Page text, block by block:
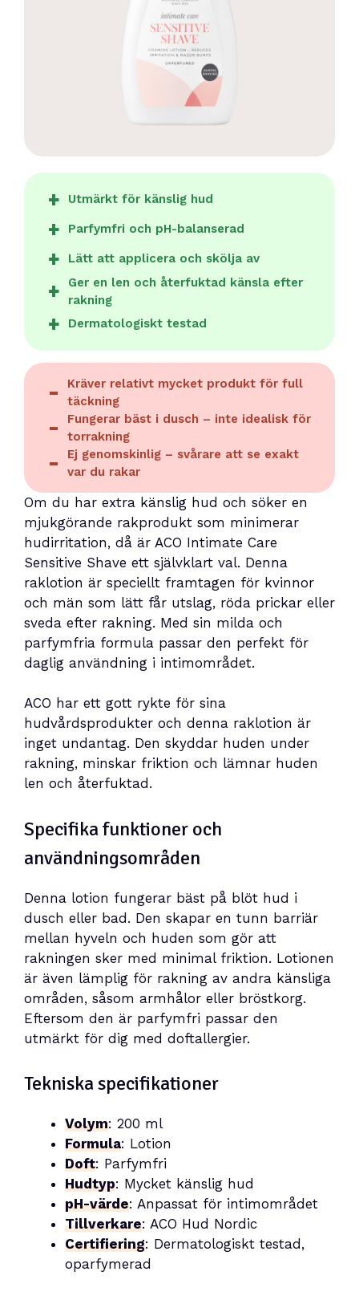
Utmärkt för känslig hud
Parfymfri och pH-balanserad
Lätt att applicera och skölja av
Ger en len och återfuktad känsla efter
rakning
Dermatologiskt testad
Kräver relativt mycket produkt för full
täckning
Fungerar bäst i dusch – inte idealisk för
torrakning
Ej genomskinlig – svårare att se exakt
var du rakar
Om du har extra känslig hud och söker en
mjukgörande rakprodukt som minimerar
hudirritation, då är ACO Intimate Care
Sensitive Shave ett självklart val. Denna
raklotion är speciellt framtagen för kvinnor
och män som lätt får utslag, röda prickar eller
sveda efter rakning. Med sin milda och
parfymfria formula passar den perfekt för
daglig användning i intimområdet.
ACO har ett gott rykte för sina
hudvårdsprodukter och denna raklotion är
inget undantag. Den skyddar huden under
rakning, minskar friktion och lämnar huden
len och återfuktad.
Specifika funktioner och
användningsområden
Denna lotion fungerar bäst på blöt hud i
dusch eller bad. Den skapar en tunn barriär
mellan hyveln och huden som gör att
rakningen sker med minimal friktion. Lotionen
är även lämplig för rakning av andra känsliga
områden, såsom armhålor eller bröstkorg.
Eftersom den är parfymfri passar den
utmärkt för dig med doftallergier.
Tekniska specifikationer
Volym: 200 ml
Formula: Lotion
Doft: Parfymfri
Hudtyp: Mycket känslig hud
pH-värde: Anpassat för intimområdet
Tillverkare: ACO Hud Nordic
Certifiering: Dermatologiskt testad,
oparfymerad